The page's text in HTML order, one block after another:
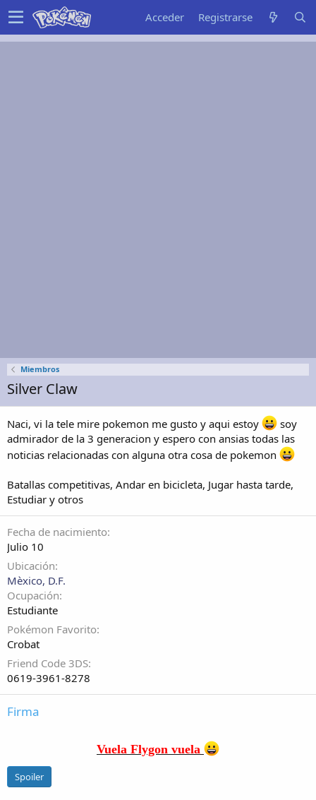
Acceder Registrarse
Miembros
Silver Claw
Naci, vi la tele mire pokemon me gusto y aqui estoy
soy
admirador de la 3 generacion y espero con ansias todas las
noticias relacionadas con alguna otra cosa de pokemon
Batallas competitivas, Andar en bicicleta, Jugar hasta tarde,
Estudiar y otros
Fecha de nacimiento
Julio 10
Ubicación
Mèxico, D.F.
Ocupación
Estudiante
Pokémon Favorito
Crobat
Friend Code 3DS
0619-3961-8278
Firma
Vuela Flygon vuela
Spoiler